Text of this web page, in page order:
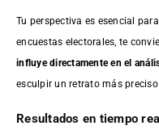
Tu perspectiva es esencial
encuestas electorales, te
influye directamente en el
esculpir un retrato más
Resultados en tiempo